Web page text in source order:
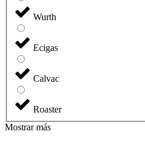
Wurth
Ecigas
Calvac
Roaster
Mostrar más